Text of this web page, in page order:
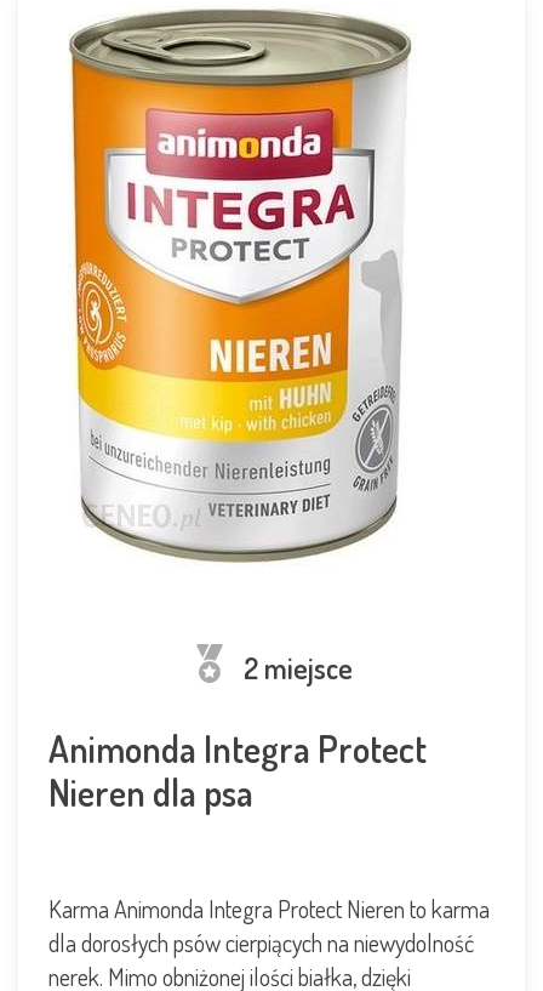
2 miejsce
Animonda Integra Protect
Nieren dla psa
Karma Animonda Integra Protect Nieren to karma
dla dorosłych psów cierpiących na niewydolność
nerek. Mimo obniżonej ilości białka, dzięki